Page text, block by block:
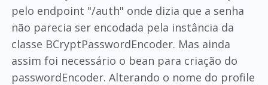
pelo endpoint "/auth" onde dizia que a senha
não parecia ser encodada pela instância da
classe BCryptPasswordEncoder. Mas ainda
assim foi necessário o bean para criação do
passwordEncoder. Alterando o nome do profile